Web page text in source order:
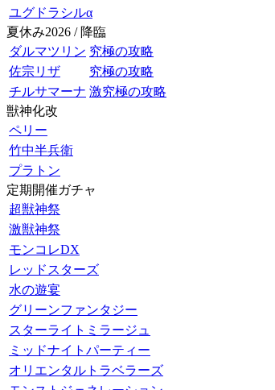
ユグドラシルα
夏休み2026 / 降臨
ダルマツリン 究極の攻略
佐宗リザ
究極の攻略
チルサマーナ 激究極の攻略
獣神化改
ペリー
竹中半兵衛
プラトン
定期開催ガチャ
超獣神祭
激獣神祭
モンコレDX
レッドスターズ
水の遊宴
グリーンファンタジー
スターライトミラージュ
ミッドナイトパーティー
オリエンタルトラベラーズ